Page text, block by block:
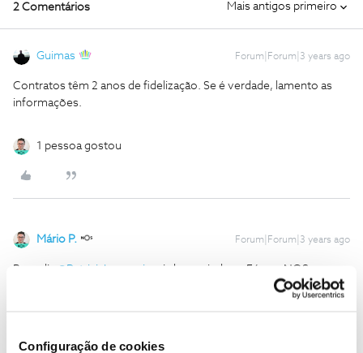
Configuração de cookies
2 Comentários Mais antigos primeiro
Guimas Forum|Forum|3 years ago
Contratos têm 2 anos de fidelização. Se é verdade, lamento as
informações.
1 pessoa gostou
Mário P. Forum|Forum|3 years ago
Bom dia @PatriciaIannuzzi , seja bem-vinda ao Fórum NOS.
Disponibilizamos ofertas sem qualquer fidelização, para os
fidelização.